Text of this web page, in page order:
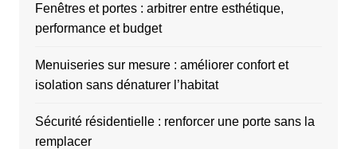
Fenêtres et portes : arbitrer entre esthétique,
performance et budget
Menuiseries sur mesure : améliorer confort et
isolation sans dénaturer l’habitat
Sécurité résidentielle : renforcer une porte sans la
remplacer